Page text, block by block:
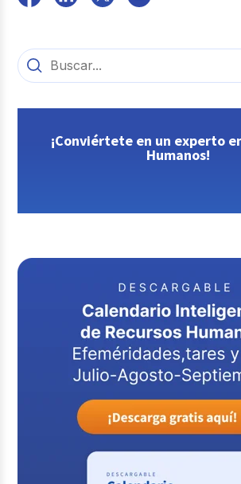
¡Conviértete en un experto
Humanos!